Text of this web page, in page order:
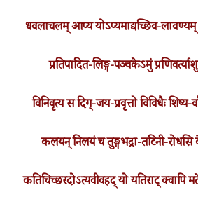
धवलाचलम् आप्य योऽप्यमाद्यच्छिव-लावण्यम्
प्रतिपादित-लिङ्ग-पञ्चकेऽमुं
विनिवृत्य स दिग्-जय-प्रवृत्तो विविधैः शिष्य-
कलयन् निलयं च तुङ्गभद्रा-तटिनी-रोधसि
कतिचिच्छरदोऽत्यवीवहद् यो यतिराट्